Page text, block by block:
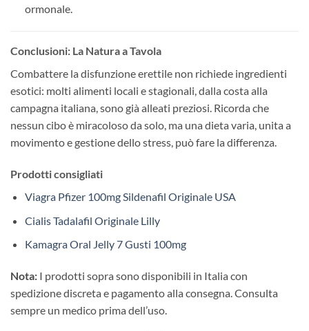
ormonale.
Conclusioni: La Natura a Tavola
Combattere la disfunzione erettile non richiede ingredienti
esotici: molti alimenti locali e stagionali, dalla costa alla
campagna italiana, sono già alleati preziosi. Ricorda che
nessun cibo è miracoloso da solo, ma una dieta varia, unita a
movimento e gestione dello stress, può fare la differenza.
Prodotti consigliati
Viagra Pfizer 100mg Sildenafil Originale USA
Cialis Tadalafil Originale Lilly
Kamagra Oral Jelly 7 Gusti 100mg
Nota: I prodotti sopra sono disponibili in Italia con
spedizione discreta e pagamento alla consegna. Consulta
sempre un medico prima dell’uso.